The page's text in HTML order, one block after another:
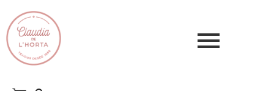
contenido